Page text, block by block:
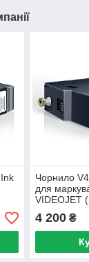
Чорнило
для
VIDEOJET
4 200₴